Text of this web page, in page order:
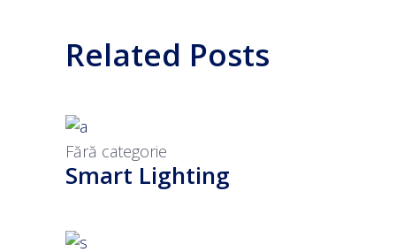
Related Posts
Fără categorie
Smart Lighting